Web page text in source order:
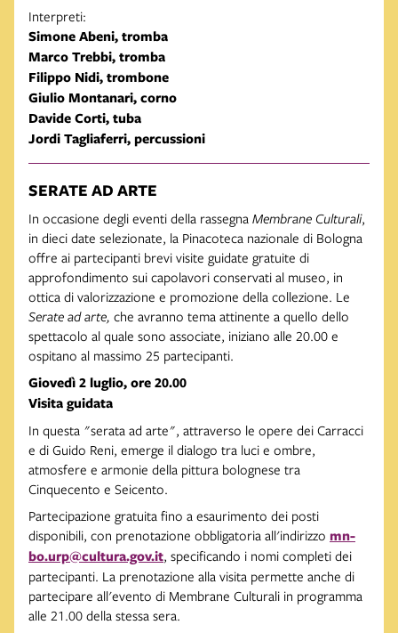
Interpreti:
Simone Abeni, tromba
Marco Trebbi, tromba
Filippo Nidi, trombone
Giulio Montanari, corno
Davide Corti, tuba
Jordi Tagliaferri, percussioni
SERATE AD ARTE
In occasione degli eventi della rassegna Membrane Culturali,
in dieci date selezionate, la Pinacoteca nazionale di Bologna
offre ai partecipanti brevi visite guidate gratuite di
approfondimento sui capolavori conservati al museo, in
ottica di valorizzazione e promozione della collezione. Le
Serate ad arte, che avranno tema attinente a quello dello
spettacolo al quale sono associate, iniziano alle 20.00 e
ospitano al massimo 25 partecipanti.
Giovedì 2 luglio, ore 20.00
Visita guidata
In questa "serata ad arte", attraverso le opere dei Carracci
e di Guido Reni, emerge il dialogo tra luci e ombre,
atmosfere e armonie della pittura bolognese tra
Cinquecento e Seicento.
Partecipazione gratuita fino a esaurimento dei posti
disponibili, con prenotazione obbligatoria all'indirizzo mn-
bo.urp@cultura.gov.it, specificando i nomi completi dei
partecipanti. La prenotazione alla visita permette anche di
partecipare all'evento di Membrane Culturali in programma
alle 21.00 della stessa sera.